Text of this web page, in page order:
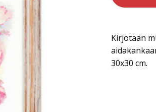
Kirjotaan
30x30 cm.